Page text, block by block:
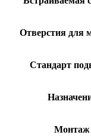
Отверстия для
Стандарт
Монтаж